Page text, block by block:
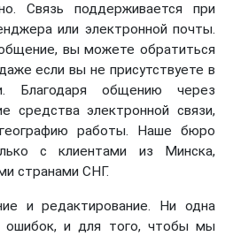
Связь поддерживается при
или электронной почты.
вы можете обратиться
если вы не присутствуете в
Благодаря общению через
средства электронной связи,
работы. Наше бюро
с клиентами из Минска,
странами СНГ.
и редактирование. Ни одна
ошибок, и для того, чтобы мы